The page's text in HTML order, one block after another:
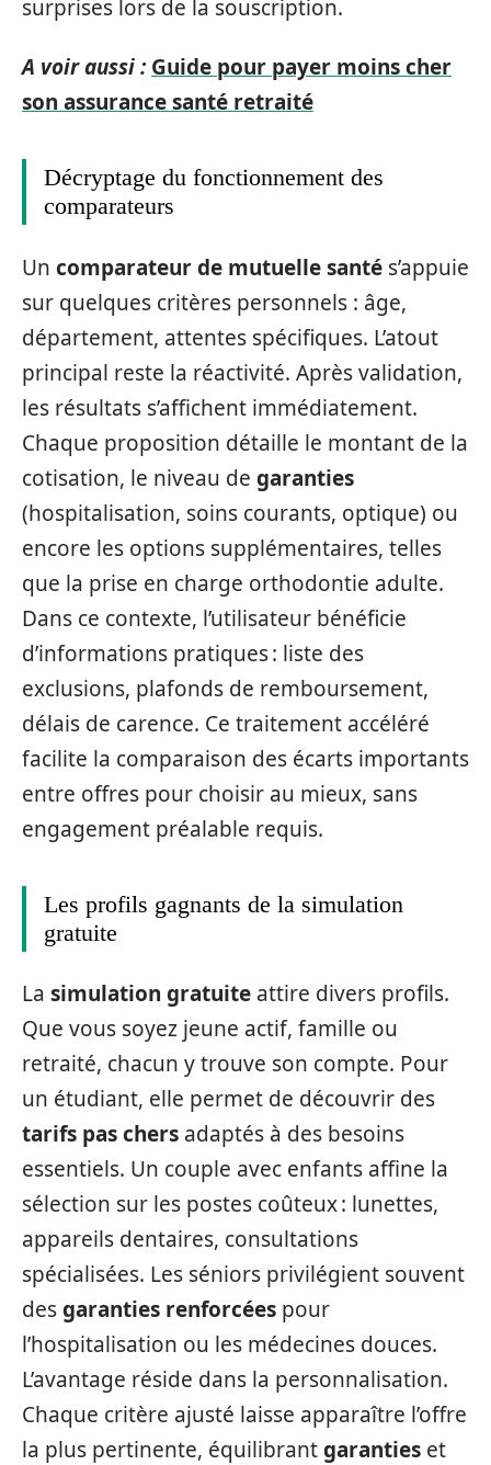
surprises lors de la souscription.
A voir aussi : Guide pour payer moins cher
son assurance santé retraité
Décryptage du fonctionnement des
comparateurs
Un comparateur de mutuelle santé s’appuie
sur quelques critères personnels : âge,
département, attentes spécifiques. L’atout
principal reste la réactivité. Après validation,
les résultats s’affichent immédiatement.
Chaque proposition détaille le montant de la
cotisation, le niveau de garanties
(hospitalisation, soins courants, optique) ou
encore les options supplémentaires, telles
que la prise en charge orthodontie adulte.
Dans ce contexte, l’utilisateur bénéficie
d’informations pratiques : liste des
exclusions, plafonds de remboursement,
délais de carence. Ce traitement accéléré
facilite la comparaison des écarts importants
entre offres pour choisir au mieux, sans
engagement préalable requis.
Les profils gagnants de la simulation
gratuite
La simulation gratuite attire divers profils.
Que vous soyez jeune actif, famille ou
retraité, chacun y trouve son compte. Pour
un étudiant, elle permet de découvrir des
tarifs pas chers adaptés à des besoins
essentiels. Un couple avec enfants affine la
sélection sur les postes coûteux : lunettes,
appareils dentaires, consultations
spécialisées. Les séniors privilégient souvent
desgaranties renforcées pour
l’hospitalisation ou les médecines douces.
L’avantage réside dans la personnalisation.
Chaque critère ajusté laisse apparaître l’offre
la plus pertinente, équilibrantgaranties et